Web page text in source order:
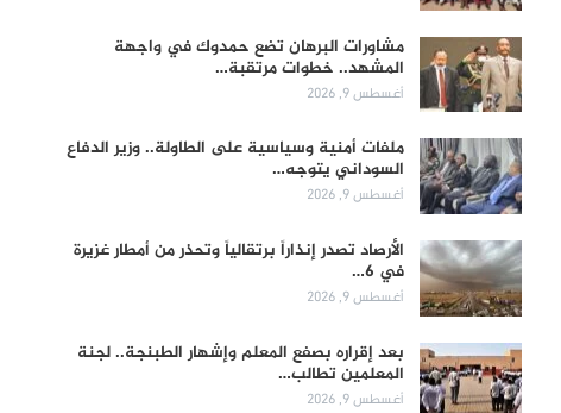
مشاورات البرهان تضع حمدوك في واجهة
المشهد.. خطوات مرتقبة…
أغسطس 9, 2026
ملفات أمنية وسياسية على الطاولة.. وزير الدفاع
السوداني يتوجه…
أغسطس 9, 2026
الأرصاد تصدر إنذاراً برتقالياً وتحذر من أمطار غزيرة
في 6…
أغسطس 9, 2026
بعد إقراره بصفع المعلم وإشهار الطبنجة.. لجنة
المعلمين تطالب…
أغسطس 9, 2026